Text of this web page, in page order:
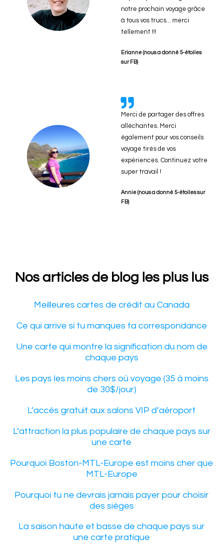
notre prochain voyage grâce
à tous vos trucs... merci
tellement !!!
Erianne (nous a donné 5-étoiles
sur FB)
Merci de partager des offres
alléchantes. Merci
également pour vos conseils
voyage tirés de vos
expériences. Continuez votre
super travail !
Annie (nous a donné 5-étoiles sur
FB)
Nos articles de blog les plus lus
Meilleures cartes de crédit au Canada
Ce qui arrive si tu manques ta correspondance
Une carte qui montre la signification du nom de
chaque pays
Les pays les moins chers où voyage (35 à moins
de 30$/jour)
L’accès gratuit aux salons VIP d’aéroport
L’attraction la plus populaire de chaque pays sur
une carte
Pourquoi Boston-MTL-Europe est moins cher que
MTL-Europe
Pourquoi tu ne devrais jamais payer pour choisir
des sièges
La saison haute et basse de chaque pays sur
une carte pratique